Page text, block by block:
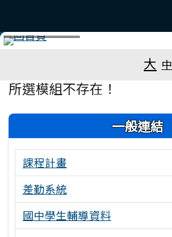
大 中
主內容區域
所選模組不存在！
左邊區域內容 一般連結
課程計畫
差勤系統
國中學生輔導資料
頁尾區域